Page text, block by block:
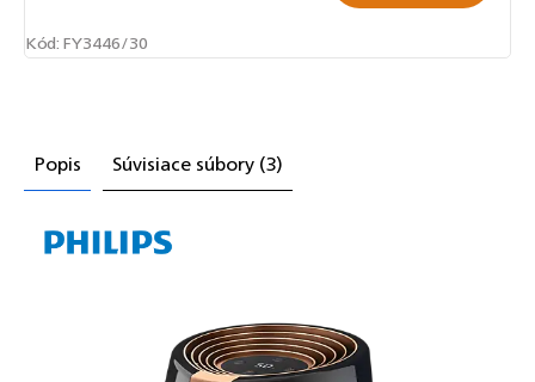
Kód:FY3446/30
Popis Súvisiace súbory (3)